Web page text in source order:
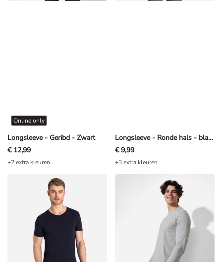
Longsleeve - Geribd - Zwart
Online only
€ 12,99
+2 extra kleuren
Longsleeve - Ronde hals - blauw
€ 9,99
+3 extra kleuren